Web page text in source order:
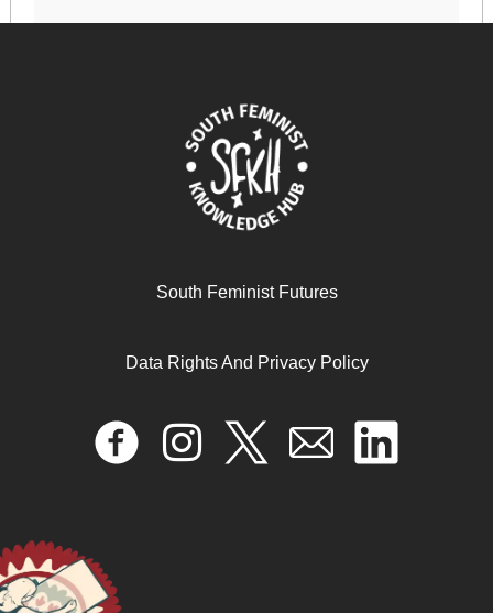
South Feminist Futures
Data Rights And Privacy Policy